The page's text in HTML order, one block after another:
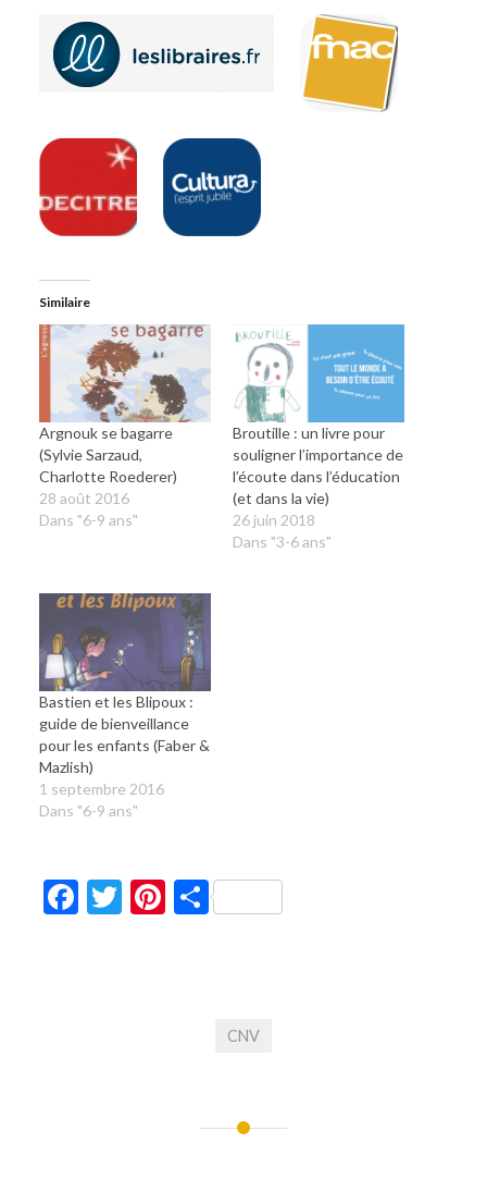
Similaire
Argnouk se bagarre
(Sylvie Sarzaud,
Charlotte Roederer)
28 août 2016
Dans "6-9 ans"
Broutille : un livre pour
souligner l’importance de
l’écoute dans l’éducation
(et dans la vie)
26 juin 2018
Dans "3-6 ans"
Bastien et les Blipoux :
guide de bienveillance
pour les enfants (Faber &
Mazlish)
1 septembre 2016
Dans "6-9 ans"
Facebook
Twitter
Pinterest
Partager
CNV